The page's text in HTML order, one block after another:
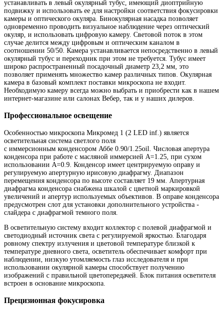
устанавливать в левый окулярный тубус, имеющий диоптрийную
подвижку и использовать ее для настройки соответствия фокусировки
камеры и оптического окуляра. Бинокулярная насадка позволяет
одновременно проводить визуальное наблюдение через оптический
окуляр, и использовать цифровую камеру. Световой поток в этом
случае делится между цифровым и оптическим каналом в
соотношении 50/50. Камера устанавливается непосредственно в левый
окулярный тубус и переходник при этом не требуется. Тубус имеет
широко распространенный посадочный диаметр 23,2 мм, это
позволяет применять множество камер различных типов. Окулярная
камера в базовый комплект поставки микроскопа не входит.
Необходимую камеру всегда можно выбрать и приобрести как в нашем
интернет-магазине или салонах Вебер, так и у наших дилеров.
Профессиональное освещение
Особенностью микроскопа Микромед 1 (2 LED inf.) является
осветительная система светлого поля
с иммерсионным конденсором Аббе 0.90/1.25oil. Числовая апертура
конденсора при работе с масляной иммерсией А=1.25, при сухом
использовании А=0.9. Конденсор имеет центрируемую оправу и
регулируемую апертурную ирисовую диафрагму. Диапазон
перемещения конденсора по высоте составляет 19 мм. Апертурная
диафрагма конденсора снабжена шкалой с цветной маркировкой
увеличений и апертур используемых объективов. В оправе конденсора
предусмотрен слот для установки дополнительного устройства -
слайдера с диафрагмой темного поля.
В осветительную систему входит коллектор с полевой диафрагмой и
светодиодный источник света с регулируемой яркостью. Благодаря
ровному спектру излучения и цветовой температуре близкой к
температуре дневного света, осветитель обеспечивает комфорт при
наблюдении, низкую утомляемость глаз исследователя и при
использовании окулярной камеры способствует получению
изображений с правильной цветопередачей. Блок питания осветителя
встроен в основание микроскопа.
Прецизионная фокусировка